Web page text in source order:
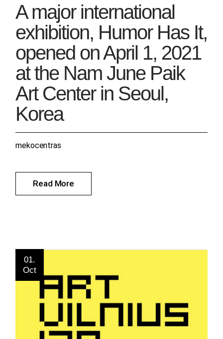
A major international
exhibition, Humor Has It,
opened on April 1, 2021
at the Nam June Paik
Art Center in Seoul,
Korea
Read More
mekocentras
01.
Oct